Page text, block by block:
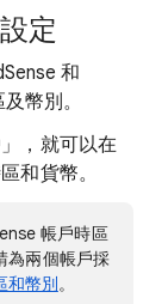
定
和
幣別。
，就可以在
和貨幣。
帳戶時區
為兩個帳戶採
和幣別。